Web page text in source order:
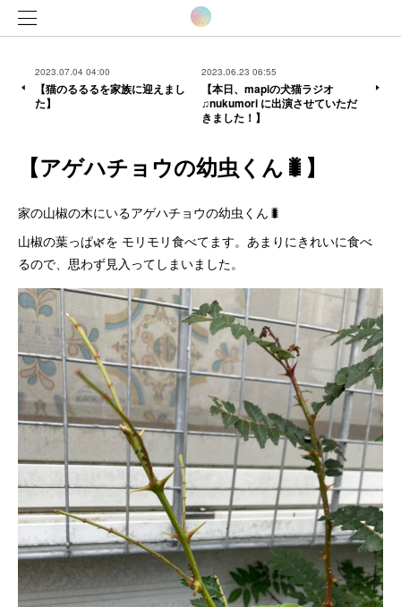
2023.07.04 04:00
【猫のるるるを家族に迎えまし
た】
2023.06.23 06:55
【本日、mapiの犬猫ラジオ
♫nukumori に出演させていただ
きました！】
【アゲハチョウの幼虫くん🐛】
家の山椒の木にいるアゲハチョウの幼虫くん🐛
山椒の葉っぱ🌿を モリモリ食べてます。あまりにきれいに食べ
るので、思わず見入ってしまいました。